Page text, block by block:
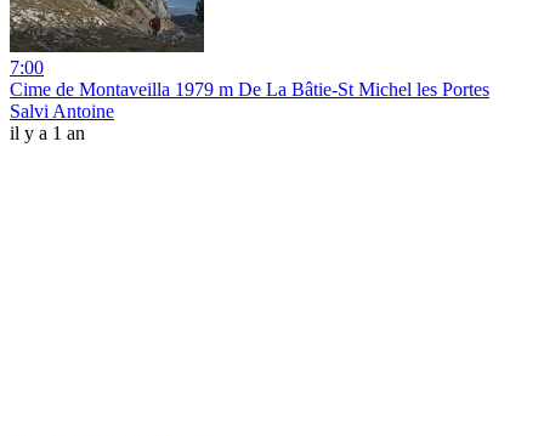
7:00
Cime de Montaveilla 1979 m De La Bâtie-St Michel les Portes
Salvi Antoine
il y a 1 an